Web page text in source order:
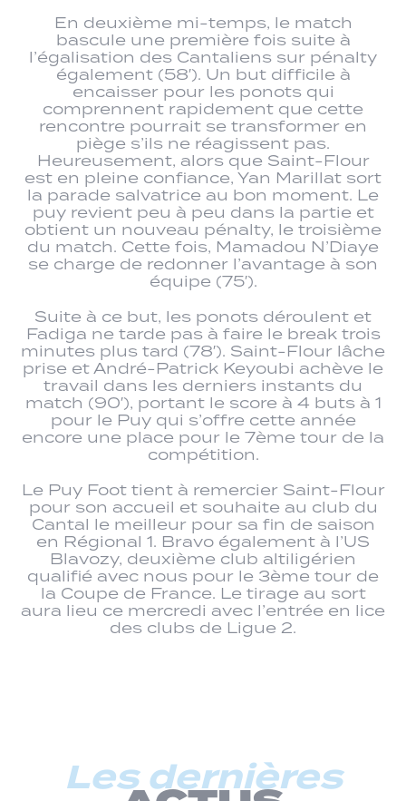
En deuxième mi-temps, le match
bascule une première fois suite à
l’égalisation des Cantaliens sur pénalty
également (58′). Un but difficile à
encaisser pour les ponots qui
comprennent rapidement que cette
rencontre pourrait se transformer en
piège s’ils ne réagissent pas.
Heureusement, alors que Saint-Flour
est en pleine confiance, Yan Marillat sort
la parade salvatrice au bon moment. Le
puy revient peu à peu dans la partie et
obtient un nouveau pénalty, le troisième
du match. Cette fois, Mamadou N’Diaye
se charge de redonner l’avantage à son
équipe (75′).
Suite à ce but, les ponots déroulent et
Fadiga ne tarde pas à faire le break trois
minutes plus tard (78′). Saint-Flour lâche
prise et André-Patrick Keyoubi achève le
travail dans les derniers instants du
match (90′), portant le score à 4 buts à 1
pour le Puy qui s’offre cette année
encore une place pour le 7ème tour de la
compétition.
Le Puy Foot tient à remercier Saint-Flour
pour son accueil et souhaite au club du
Cantal le meilleur pour sa fin de saison
en Régional 1. Bravo également à l’US
Blavozy, deuxième club altiligérien
qualifié avec nous pour le 3ème tour de
la Coupe de France. Le tirage au sort
aura lieu ce mercredi avec l’entrée en lice
des clubs de Ligue 2.
Les dernières